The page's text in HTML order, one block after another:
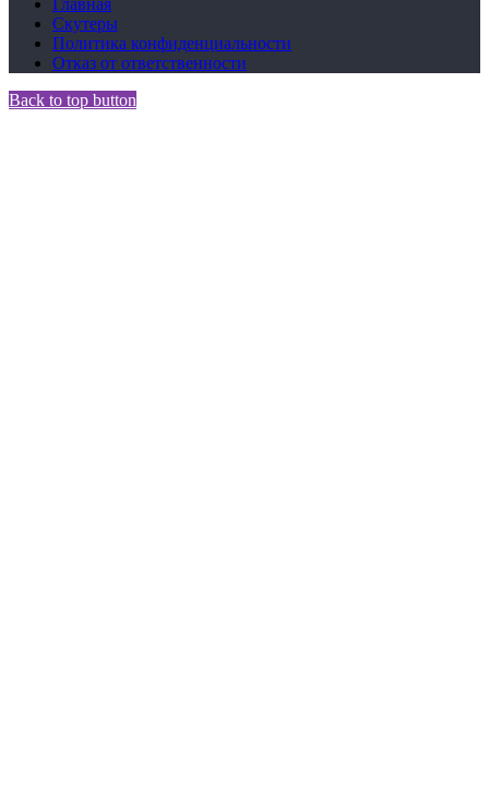
Главная
Скутеры
Политика конфиденциальности
Отказ от ответственности
Back to top button